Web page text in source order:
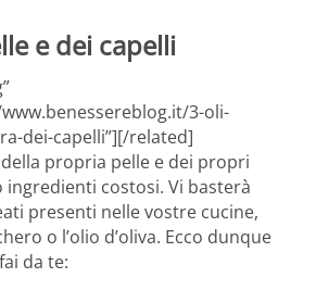
e dei capelli
3-oli-
dei-capelli”][/related]
propria pelle e dei propri
ingredienti costosi. Vi basterà
presenti nelle vostre cucine,
o l’olio d’oliva. Ecco dunque
da te: